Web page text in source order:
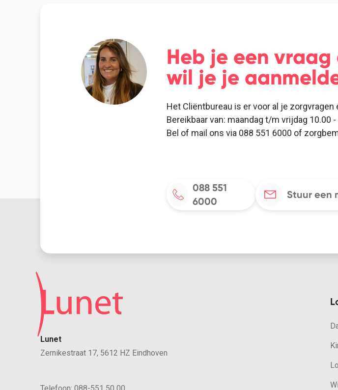
Heb je een
wil je je
Het Cliëntbureau is er voor al je zorgvragen
Bereikbaar van: maandag t/m vrijdag 10.00
Bel of mail ons via 088 551 6000 of
088 551
6000
Stuur een
Lunet
Zernikestraat 17, 5612 HZ Eindhoven